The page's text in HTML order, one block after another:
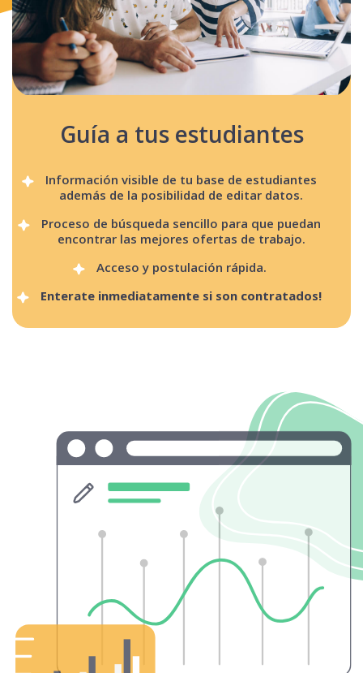
Guía a tus estudiantes
Información visible de tu base de estudiantes
además de la posibilidad de editar datos.
Proceso de búsqueda sencillo para que puedan
encontrar las mejores ofertas de trabajo.
Acceso y postulación rápida.
Enterate inmediatamente si son contratados!